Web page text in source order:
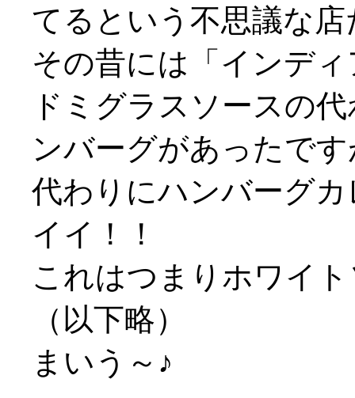
てるという不思議な
その昔には「インデ
ドミグラスソースの
ンバーグがあったで
代わりにハンバーグ
イイ！！
これはつまりホワイ
（以下略）
まいう～♪